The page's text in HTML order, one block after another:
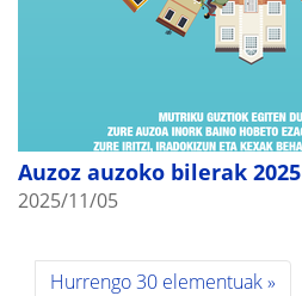
Auzoz auzoko bilerak 2025
2025/11/05
Hurrengo 30 elementuak »